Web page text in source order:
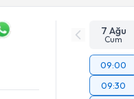
7 Ağu
Cum
09:00
09:30